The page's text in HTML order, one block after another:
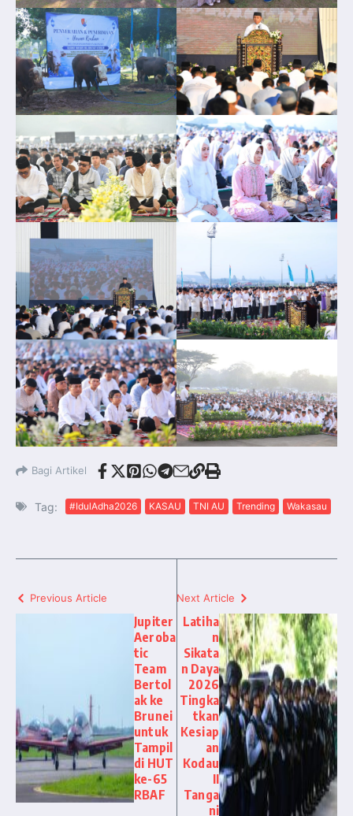
Bagi Artikel
Tag: #IdulAdha2026 KASAU TNI AU Trending Wakasau
Previous Article
Jupiter
Aeroba
tic
Team
Bertol
ak ke
Brunei
untuk
Tampil
di HUT
ke-65
RBAF
Next Article
Latiha
n
Sikata
n Daya
2026
Tingka
tkan
Kesiap
an
Kodau
II
Tanga
ni